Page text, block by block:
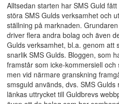
Alltsedan starten har SMS Guld
störa SMS Gulds verksamhet och
ställning på marknaden.
driver flera andra bolag och även
Gulds verksamhet, bl.a. genom att
snarlik SMS Gulds. Bloggen, som
framstår som icke-kommersiell
men vid närmare granskning
smsguld används, dvs. SMS
länkas uttrycket till Guldbrevs